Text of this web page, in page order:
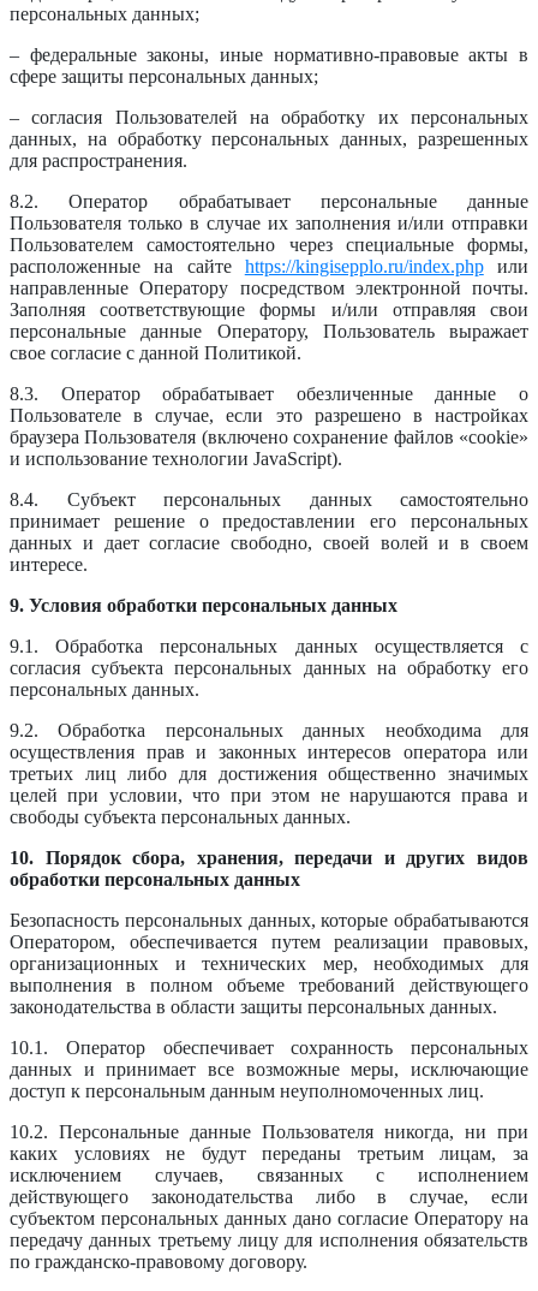
персональных данных;
– федеральные законы, иные нормативно-правовые акты в
сфере защиты персональных данных;
– согласия Пользователей на обработку их персональных
данных, на обработку персональных данных, разрешенных
для распространения.
8.2. Оператор обрабатывает персональные данные
Пользователя только в случае их заполнения и/или отправки
Пользователем самостоятельно через специальные формы,
расположенные на сайте https://kingisepplo.ru/index.phpили
направленные Оператору посредством электронной почты.
Заполняя соответствующие формы и/или отправляя свои
персональные данные Оператору, Пользователь выражает
свое согласие с данной Политикой.
8.3. Оператор обрабатывает обезличенные данные о
Пользователе в случае, если это разрешено в настройках
браузера Пользователя (включено сохранение файлов «cookie»
и использование технологии JavaScript).
8.4. Субъект персональных данных самостоятельно
принимает решение о предоставлении его персональных
данных и дает согласие свободно, своей волей и в своем
интересе.
9. Условия обработки персональных данных
9.1. Обработка персональных данных осуществляется с
согласия субъекта персональных данных на обработку его
персональных данных.
9.2. Обработка персональных данных необходима для
осуществления прав и законных интересов оператора или
третьих лиц либо для достижения общественно значимых
целей при условии, что при этом не нарушаются права и
свободы субъекта персональных данных.
10. Порядок сбора, хранения, передачи и других видов
обработки персональных данных
Безопасность персональных данных, которые обрабатываются
Оператором, обеспечивается путем реализации правовых,
организационных и технических мер, необходимых для
выполнения в полном объеме требований действующего
законодательства в области защиты персональных данных.
10.1. Оператор обеспечивает сохранность персональных
данных и принимает все возможные меры, исключающие
доступ к персональным данным неуполномоченных лиц.
10.2. Персональные данные Пользователя никогда, ни при
каких условиях не будут переданы третьим лицам, за
исключением случаев, связанных с исполнением
действующего законодательства либо в случае, если
субъектом персональных данных дано согласие Оператору на
передачу данных третьему лицу для исполнения обязательств
по гражданско-правовому договору.